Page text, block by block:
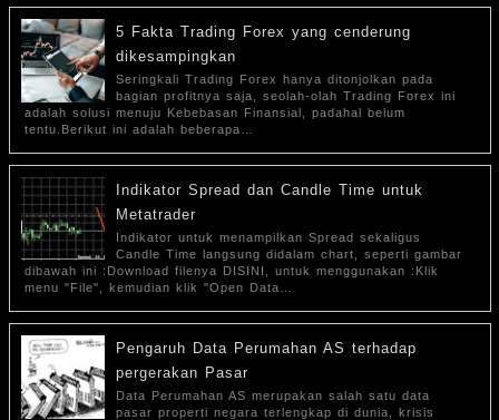
5 Fakta Trading Forex yang cenderung
dikesampingkan
Seringkali Trading Forex hanya ditonjolkan pada
bagian profitnya saja, seolah-olah Trading Forex ini
adalah solusi menuju Kebebasan Finansial, padahal belum
tentu.Berikut ini adalah beberapa…
Indikator Spread dan Candle Time untuk
Metatrader
Indikator untuk menampilkan Spread sekaligus
Candle Time langsung didalam chart, seperti gambar
dibawah ini :Download filenya DISINI, untuk menggunakan :Klik
menu "File", kemudian klik "Open Data…
Pengaruh Data Perumahan AS terhadap
pergerakan Pasar
Data Perumahan AS merupakan salah satu data
pasar properti negara terlengkap di dunia, krisis